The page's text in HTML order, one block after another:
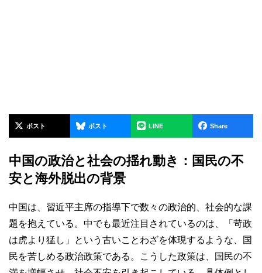
ポスト ポスト LINE Share
中国の政治と社会の揺れ動き：国民の不
安と海外脱出の背景
中国は、習近平主席の指導下で数々の政治的、社会的な課
題を抱えている。中でも最近注目されているのは、「苛政
は虎より猛し」という古いことわざを体現するような、国
民を苦しめる政治政策である。こうした政策は、国民の不